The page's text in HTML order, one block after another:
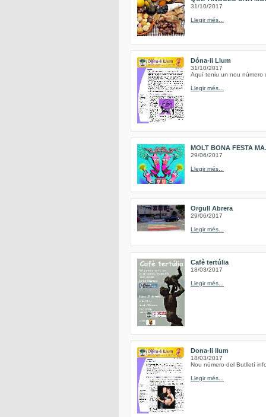
31/10/2017
Llegir més...
Dóna-li Llum
31/10/2017
Aquí teniu un nou número
Llegir més...
MOLT BONA FESTA
29/06/2017
Llegir més...
Orgull Abrera
29/06/2017
Llegir més...
Cafè tertúlia
18/03/2017
Llegir més...
Dona-li llum
18/03/2017
Nou número del Butlletí
Llegir més...